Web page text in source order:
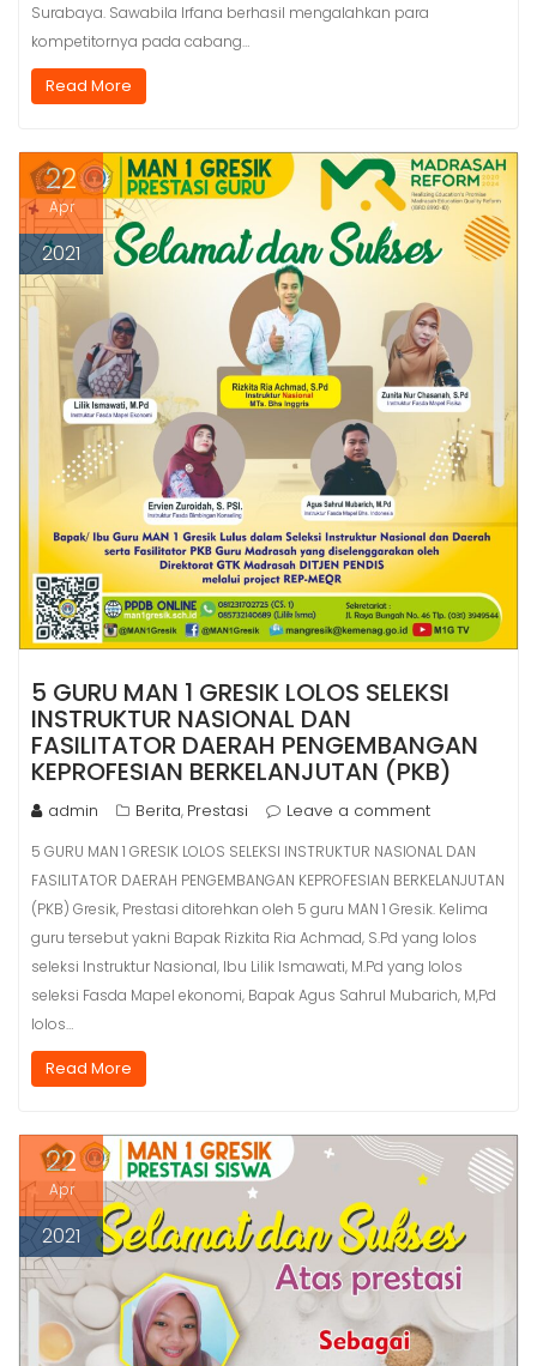
Surabaya. Sawabila Irfana berhasil mengalahkan para
kompetitornya pada cabang…
Read More
22
Apr
2021
5 GURU MAN 1 GRESIK LOLOS SELEKSI
INSTRUKTUR NASIONAL DAN
FASILITATOR DAERAH PENGEMBANGAN
KEPROFESIAN BERKELANJUTAN (PKB)
admin Berita, Prestasi Leave a comment
5 GURU MAN 1 GRESIK LOLOS SELEKSI INSTRUKTUR NASIONAL DAN
FASILITATOR DAERAH PENGEMBANGAN KEPROFESIAN BERKELANJUTAN
(PKB) Gresik, Prestasi ditorehkan oleh 5 guru MAN 1 Gresik. Kelima
guru tersebut yakni Bapak Rizkita Ria Achmad, S.Pd yang lolos
seleksi Instruktur Nasional, Ibu Lilik Ismawati, M.Pd yang lolos
seleksi Fasda Mapel ekonomi, Bapak Agus Sahrul Mubarich, M,Pd
lolos…
Read More
22
Apr
2021